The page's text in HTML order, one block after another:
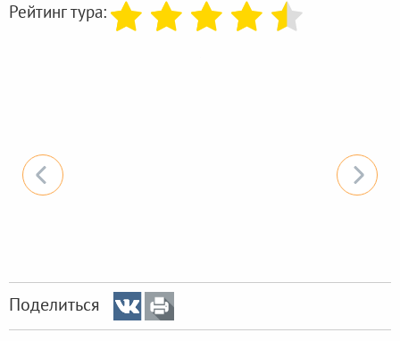
Рейтинг тура:
Поделиться